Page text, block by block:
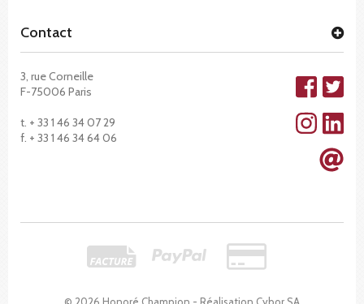
Contact
3, rue Corneille
F-75006 Paris
t. + 33 1 46 34 07 29
f. + 33 1 46 34 64 06